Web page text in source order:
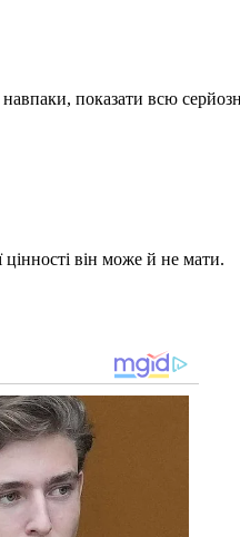
показати всю
він може й не мати.